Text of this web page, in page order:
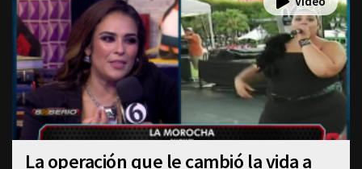
La operación que le cambió la vida a